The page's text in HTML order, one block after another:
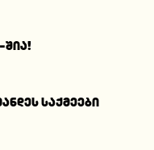
შია!
საქმეები